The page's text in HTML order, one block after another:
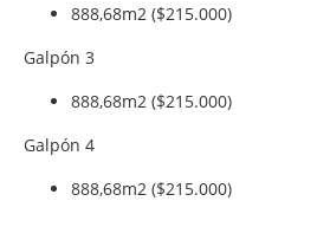
888,68m2 ($215.000)
Galpón 3
888,68m2 ($215.000)
Galpón 4
888,68m2 ($215.000)